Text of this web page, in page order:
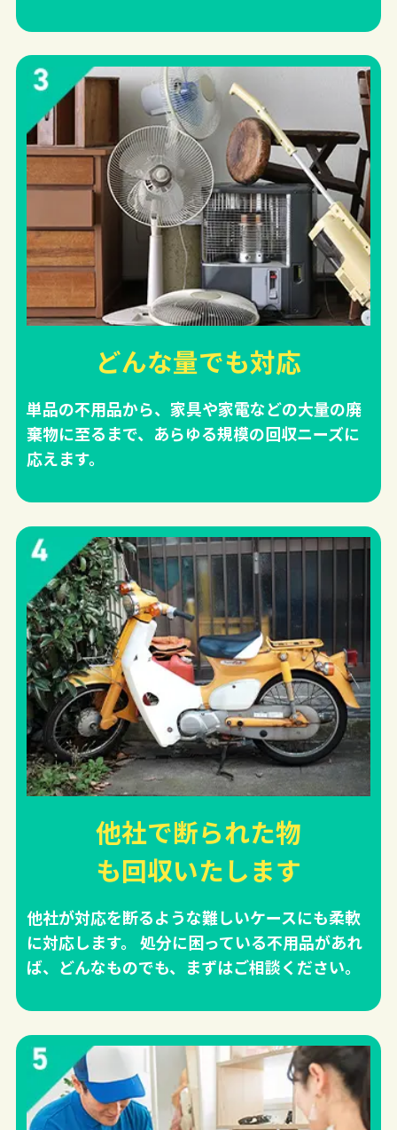
どんな量でも対応
単品の不用品から、家具や家電などの大量の廃
棄物に至るまで、あらゆる規模の回収ニーズに
応えます。
他社で断られた物
も回収いたします
他社が対応を断るような難しいケースにも柔軟
に対応します。 処分に困っている不用品があれ
ば、どんなものでも、まずはご相談ください。